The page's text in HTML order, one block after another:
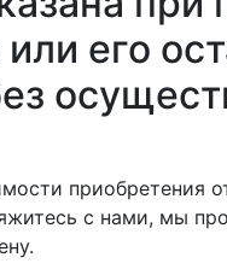
его
приобретения
с нами, мы